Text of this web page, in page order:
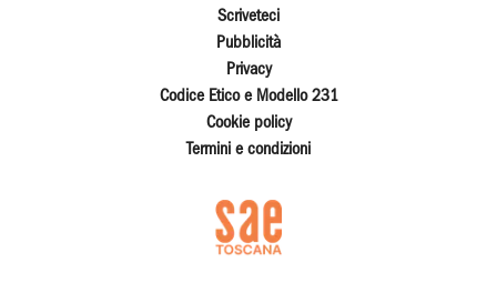
Scriveteci
Pubblicità
Privacy
Codice Etico e Modello 231
Cookie policy
Termini e condizioni